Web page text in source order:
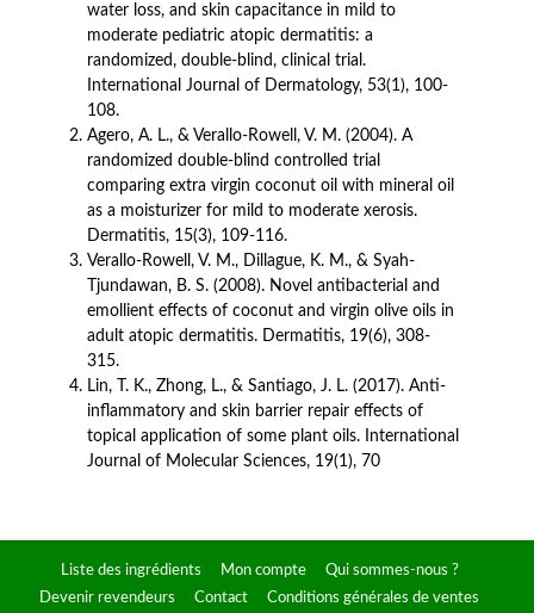
water loss, and skin capacitance in mild to
moderate pediatric atopic dermatitis: a
randomized, double-blind, clinical trial.
International Journal of Dermatology, 53(1), 100-
108.
Agero, A. L., & Verallo-Rowell, V. M. (2004). A
randomized double-blind controlled trial
comparing extra virgin coconut oil with mineral oil
as a moisturizer for mild to moderate xerosis.
Dermatitis, 15(3), 109-116.
Verallo-Rowell, V. M., Dillague, K. M., & Syah-
Tjundawan, B. S. (2008). Novel antibacterial and
emollient effects of coconut and virgin olive oils in
adult atopic dermatitis. Dermatitis, 19(6), 308-
315.
Lin, T. K., Zhong, L., & Santiago, J. L. (2017). Anti-
inflammatory and skin barrier repair effects of
topical application of some plant oils. International
Journal of Molecular Sciences, 19(1), 70
Liste des ingrédients Mon compte
Qui sommes-nous ?
Devenir revendeurs
Contact Conditions générales de ventes